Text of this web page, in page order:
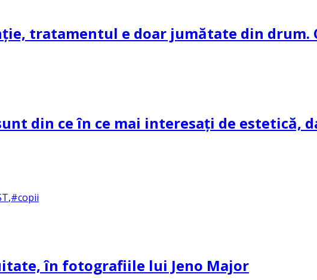
tratamentul e doar jumătate din drum.
din ce în ce mai interesați de estetică,
,#copii
în fotografiile lui Jeno Major